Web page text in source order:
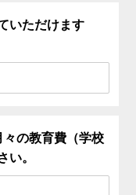
いただけます
の教育費（学校
い。